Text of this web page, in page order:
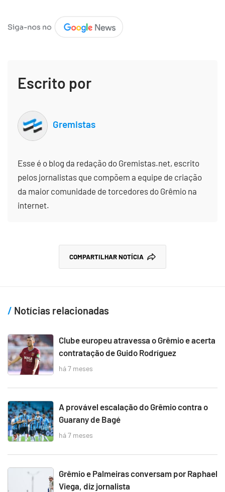
Escrito por
Gremistas
Esse é o blog da redação do Gremistas.net, escrito
pelos jornalistas que compõem a equipe de criação
da maior comunidade de torcedores do Grêmio na
internet.
COMPARTILHAR NOTÍCIA
Notícias relacionadas
Clube europeu atravessa o Grêmio e acerta
contratação de Guido Rodríguez
há 7 meses
A provável escalação do Grêmio contra o
Guarany de Bagé
há 7 meses
Grêmio e Palmeiras conversam por Raphael
Viega, diz jornalista